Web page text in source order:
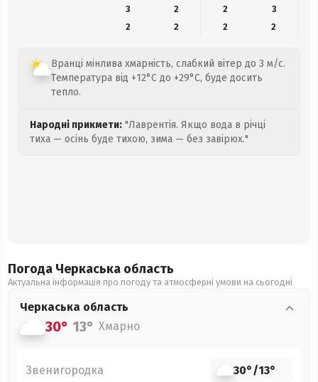
3
2 2
3
2
2 2 2
Вранці мінлива хмарність, слабкий вітер до 3 м/с.
Температура від +12°C до +29°C, буде досить
тепло.
Народні прикмети: "Лаврентія. Якщо вода в річці
тиха — осінь буде тихою, зима — без завірюх."
Погода Черкаська область
Актуальна інформація про погоду та атмосферні умови на сьогодні
Черкаська область
30° 13° Хмарно
Звенигородка 30°/13°